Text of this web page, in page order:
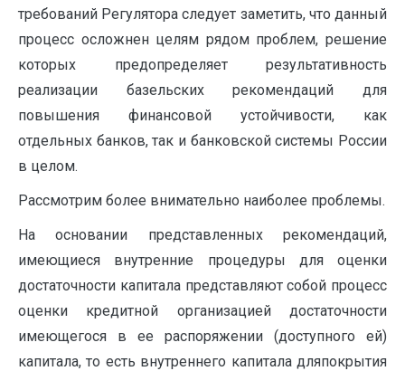
требований Регулятора следует заметить, что данный
процесс осложнен целям рядом проблем, решение
которых предопределяет результативность
реализации базельских рекомендаций для
повышения финансовой устойчивости, как
отдельных банков, так и банковской системы России
в целом.
Рассмотрим более внимательно наиболее проблемы.
На основании представленных рекомендаций,
имеющиеся внутренние процедуры для оценки
достаточности капитала представляют собой процесс
оценки кредитной организацией достаточности
имеющегося в ее распоряжении (доступного ей)
капитала, то есть внутреннего капитала дляпокрытия